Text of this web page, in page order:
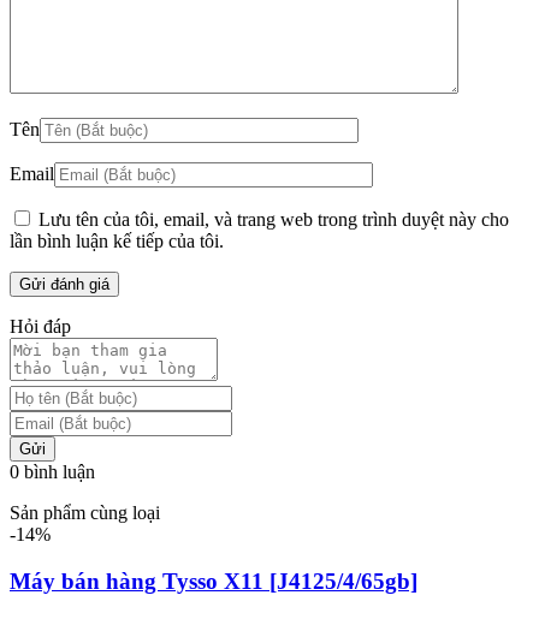
Tên
Email
Lưu tên của tôi, email, và trang web trong trình duyệt này cho
lần bình luận kế tiếp của tôi.
Hỏi đáp
Gửi
0 bình luận
Sản phẩm cùng loại
-14%
Máy bán hàng Tysso X11 [J4125/4/65gb]